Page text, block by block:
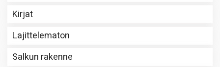
Kirjat
Lajittelematon
Salkun rakenne